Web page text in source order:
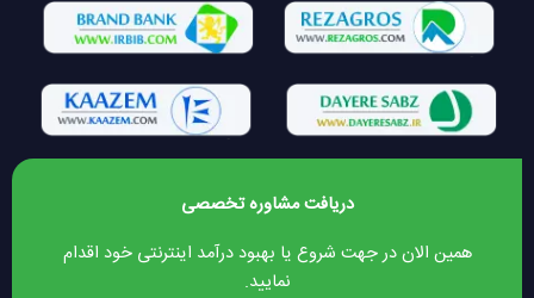
دریافت مشاوره تخصصی
همین الان در جهت شروع یا بهبود درآمد اینترنتی خود اقدام
نمایید.